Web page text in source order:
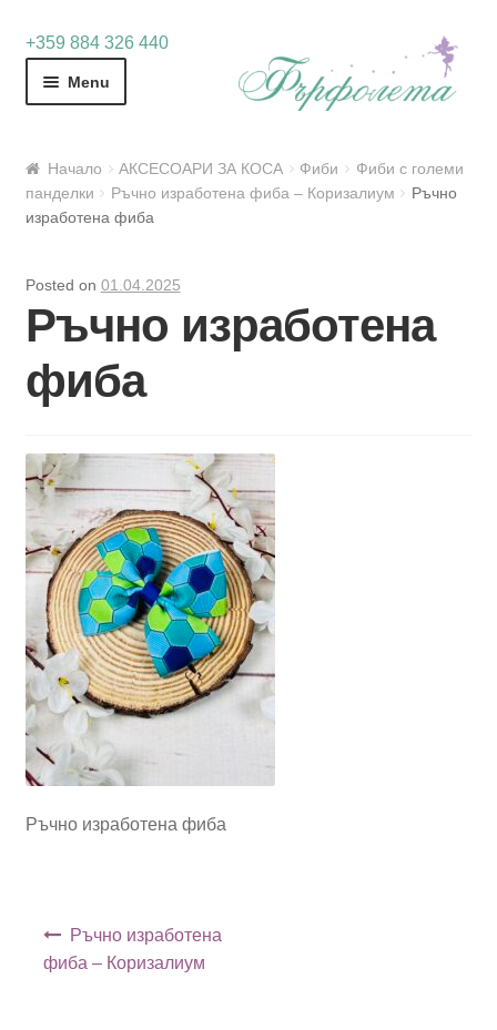
+359 884 326 440
Skip
Skip
Menu
Начало АКСЕСОАРИ ЗА КОСА Фиби
Фиби с големи
панделки
Ръчно изработена фиба – Коризалиум
Ръчно
изработена фиба
Posted on 01.04.2025
Ръчно изработена
фиба
Ръчно изработена фиба
Ръчно изработена
фиба – Коризалиум